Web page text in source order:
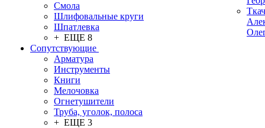
Смола
Шлифовальные круги
Шпатлевка
+ ЕЩЕ 8
Сопутствующие
Арматура
Инструменты
Книги
Мелочовка
Огнетушители
Труба, уголок, полоса
+ ЕЩЕ 3